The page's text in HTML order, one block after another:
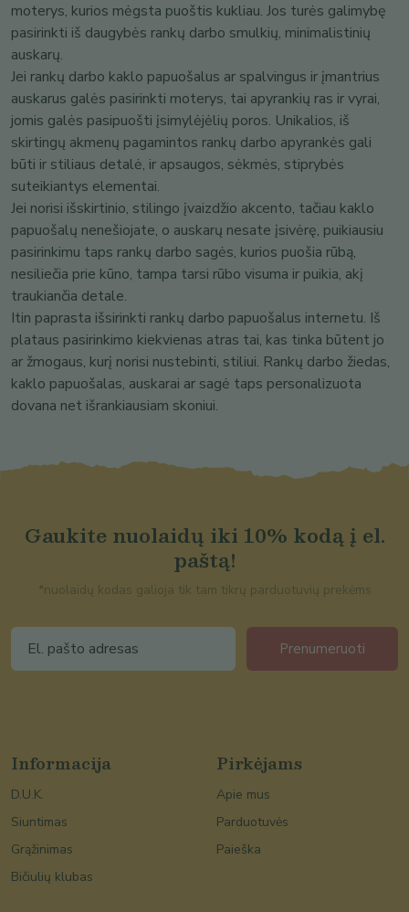
moterys, kurios mėgsta puoštis kukliau. Jos turės galimybę
pasirinkti iš daugybės rankų darbo smulkių, minimalistinių
auskarų.
Jei rankų darbo kaklo papuošalus ar spalvingus ir įmantrius
auskarus galės pasirinkti moterys, tai apyrankių ras ir vyrai,
jomis galės pasipuošti įsimylėjėlių poros. Unikalios, iš
skirtingų akmenų pagamintos rankų darbo apyrankės gali
būti ir stiliaus detalė, ir apsaugos, sėkmės, stiprybės
suteikiantys elementai.
Jei norisi išskirtinio, stilingo įvaizdžio akcento, tačiau kaklo
papuošalų nenešiojate, o auskarų nesate įsivėrę, puikiausiu
pasirinkimu taps rankų darbo sagės, kurios puošia rūbą,
nesiliečia prie kūno, tampa tarsi rūbo visuma ir puikia, akį
traukiančia detale.
Itin paprasta išsirinkti rankų darbo papuošalus internetu. Iš
plataus pasirinkimo kiekvienas atras tai, kas tinka būtent jo
ar žmogaus, kurį norisi nustebinti, stiliui. Rankų darbo žiedas,
kaklo papuošalas, auskarai ar sagė taps personalizuota
dovana net išrankiausiam skoniui.
Gaukite nuolaidų iki 10% kodą į el.
paštą!
*nuolaidų kodas galioja tik tam tikrų parduotuvių prekėms
Prenumeruoti
Informacija
D.U.K.
Siuntimas
Grąžinimas
Bičiulių klubas
Pirkėjams
Apie mus
Parduotuvės
Paieška